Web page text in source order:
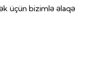
üçün bizimlə əlaqə